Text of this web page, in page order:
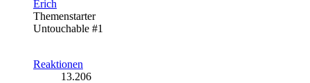
Erich
Themenstarter
Untouchable #1
Reaktionen
13.206